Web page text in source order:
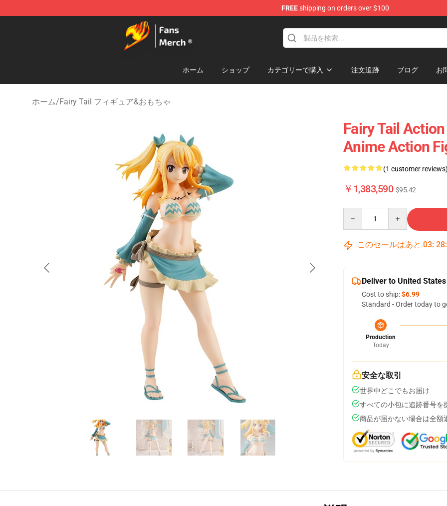
FREEshipping on orders over $100
Fairy Tail Store - Official Fairy Tail Merchandise Shop
ホーム ショップ カテゴリーで購入 注文追跡 ブログ お
ホーム/Fairy Tail フィギュア&おもちゃ
Fairy Tail
Anime Action
(1 customer reviews)
￥1,383,590 $95.42
このセールはあと 03: 28:
Deliver to United States
Cost to ship:$6.99
Standard - Order today to
Production
Today
安全な取引
世界中どこでもお届け
すべての小包に追跡番号を
商品が届かない場合は全額